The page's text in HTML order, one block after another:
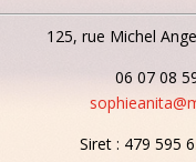
125, rue Michel
06 07 08
Siret : 479 595